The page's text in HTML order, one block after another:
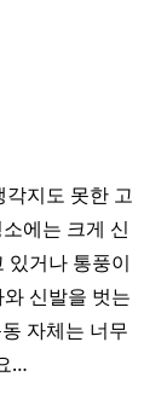
각지도 못한 고
에는 크게 신
있거나 통풍이
신발을 벗는
자체는 너무
…